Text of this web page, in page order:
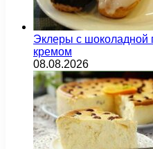
Эклеры с шоколадной
кремом
08.08.2026